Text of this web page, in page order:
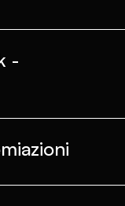
-